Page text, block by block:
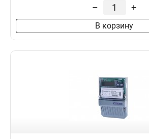
– +
В корзину